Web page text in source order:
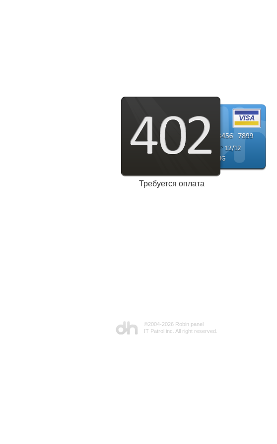
Требуется оплата
©2004-2026 Robin panel
IT Patrol inc. All right reserved.